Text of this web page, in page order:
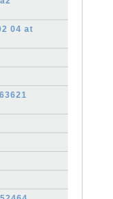
04 at